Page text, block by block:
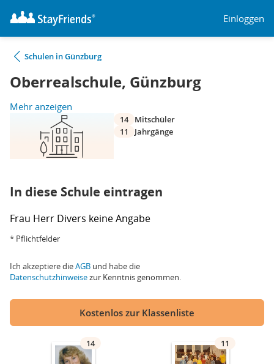
Einloggen
Schulen in Günzburg
Oberrealschule, Günzburg
Mehr anzeigen
14
Mitschüler
11
Jahrgänge
In diese Schule eintragen
Frau Herr Divers keine Angabe
* Pflichtfelder
Ich akzeptiere dieAGB und habe die
Datenschutzhinweisezur Kenntnis genommen.
Kostenlos zur Klassenliste
14 11